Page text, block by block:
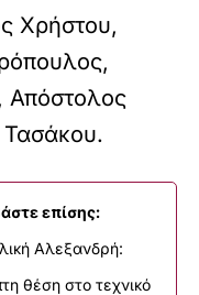
Χρήστου,
Απόστολος
επίσης:
Αλεξανδρή:
θέση στο τεχνικό